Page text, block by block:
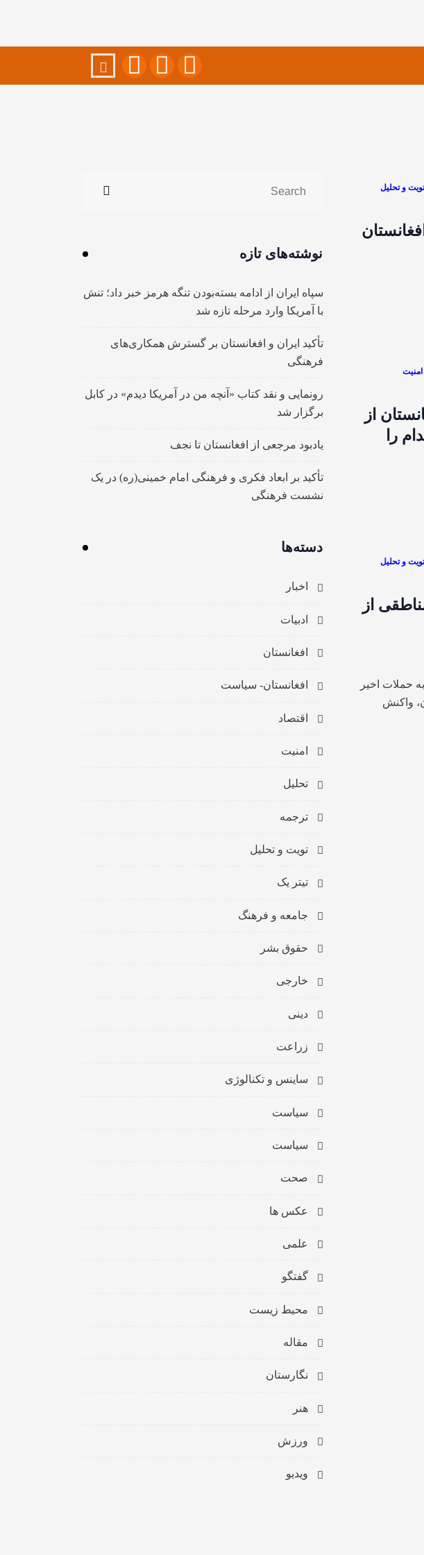
تویت و تحلیل
امنیت
از
را
تویت و تحلیل
از
حملات اخیر
واکنش
نوشته‌های تازه
سپاه ایران از ادامه بسته‌بودن تنگه هرمز خبر داد؛ تنش
با آمریکا وارد مرحله تازه شد
تأکید ایران و افغانستان بر گسترش همکاری‌های
فرهنگی
رونمایی و نقد کتاب «آنچه من در آمریکا دیدم» در کابل
برگزار شد
یادبود مرجعی از افغانستان تا نجف
تأکید بر ابعاد فکری و فرهنگی امام خمینی(ره) در یک
نشست فرهنگی
دسته‌ها
اخبار
ادبیات
افغانستان
افغانستان- سیاست
اقتصاد
امنیت
تحلیل
ترجمه
تویت و تحلیل
تیتر یک
جامعه و فرهنگ
حقوق بشر
خارجی
دینی
زراعت
ساینس و تکنالوژی
سیاست
سیاست
صحت
عکس ها
علمی
گفتگو
محیط زیست
مقاله
نگارستان
هنر
ورزش
ویدیو